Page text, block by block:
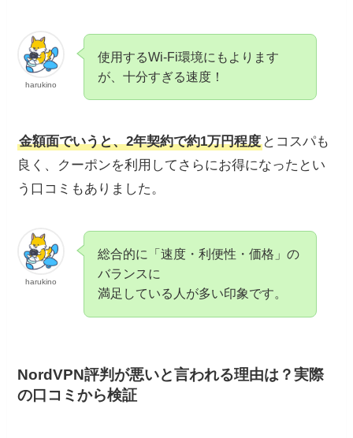
harukino
使用するWi-Fi環境にもよります
が、十分すぎる速度！
金額面でいうと、2年契約で約1万円程度 とコスパも
良く、クーポンを利用してさらにお得になったとい
う口コミもありました。
harukino
総合的に「速度・利便性・価格」の
バランスに
満足している人が多い印象です。
NordVPN評判が悪いと言われる理由は？実際
の口コミから検証